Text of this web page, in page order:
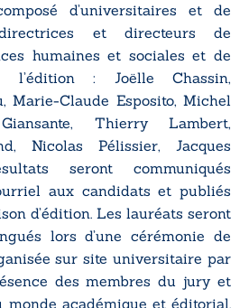
d’universitaires et de
et directeurs de
humaines et sociales et de
l’édition : Joëlle Chassin,
Marie-Claude Esposito, Michel
Thierry Lambert,
Nicolas Pélissier, Jacques
seront communiqués
aux candidats et publiés
d’édition. Les lauréats seront
lors d’une cérémonie de
sur site universitaire par
des membres du jury et
monde académique et éditorial.